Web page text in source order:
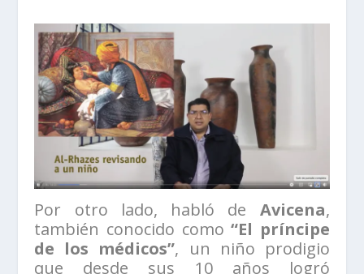
Por otro lado, habló de Avicena,
también conocido como “El príncipe
de los médicos”, un niño prodigio
que desde sus 10 años logró